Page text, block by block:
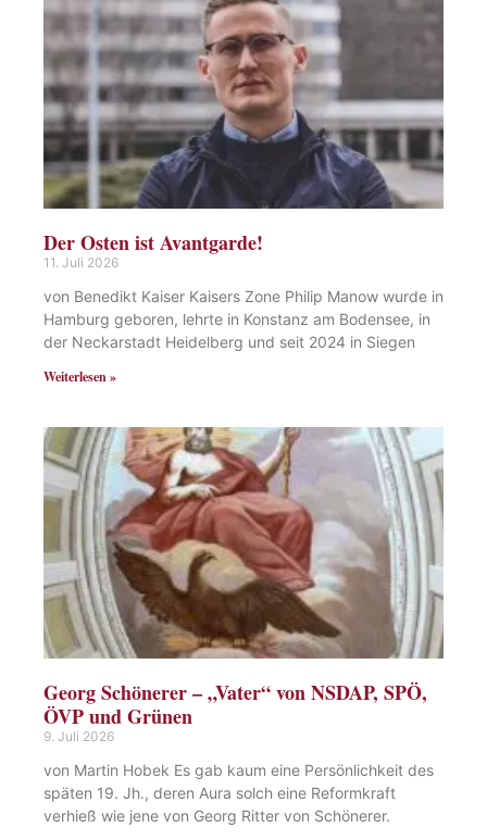
Der Osten ist Avantgarde!
11. Juli 2026
von Benedikt Kaiser Kaisers Zone Philip Manow wurde in
Hamburg geboren, lehrte in Konstanz am Bodensee, in
der Neckarstadt Heidelberg und seit 2024 in Siegen
Weiterlesen »
Georg Schönerer – „Vater“ von NSDAP, SPÖ,
ÖVP und Grünen
9. Juli 2026
von Martin Hobek Es gab kaum eine Persönlichkeit des
späten 19. Jh., deren Aura solch eine Reformkraft
verhieß wie jene von Georg Ritter von Schönerer.